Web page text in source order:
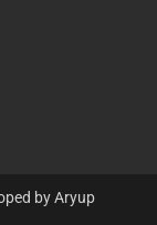
byAryup